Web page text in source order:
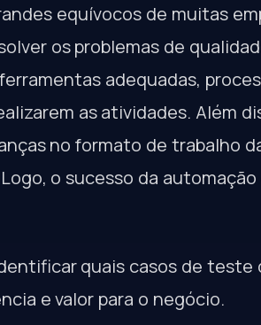
equívocos de muitas
os problemas de
adequadas,
as atividades. Além
no formato de trabalho
o sucesso da
quais casos de
e valor para o negócio.